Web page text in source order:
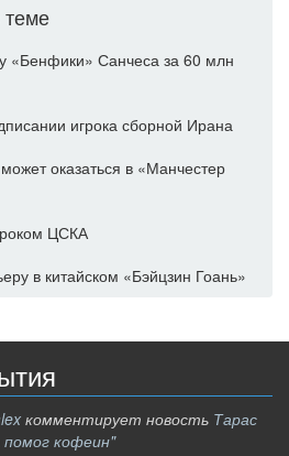
теме
«Бенфики» Санчеса за 60 млн
игрока сборной Ирана
оказаться в «Манчестер
ЦСКА
в китайском «Бэйцзин Гоань»
комментирует новость Тарас
кофеин"